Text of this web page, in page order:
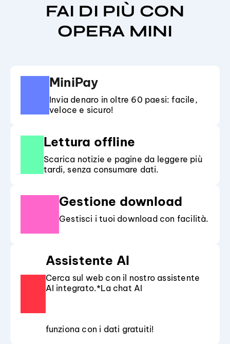
FAI DI PIÙ CON
OPERA MINI
MiniPay
Invia denaro in oltre 60 paesi: facile,
veloce e sicuro!
Lettura offline
Scarica notizie e pagine da leggere più
tardi, senza consumare dati.
Gestione download
Gestisci i tuoi download con facilità.
Assistente AI
Cerca sul web con il nostro assistente
AI integrato.*La chat AI
funziona con i dati gratuiti!